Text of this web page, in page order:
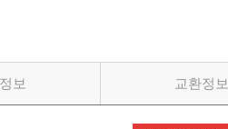
보 교환정보